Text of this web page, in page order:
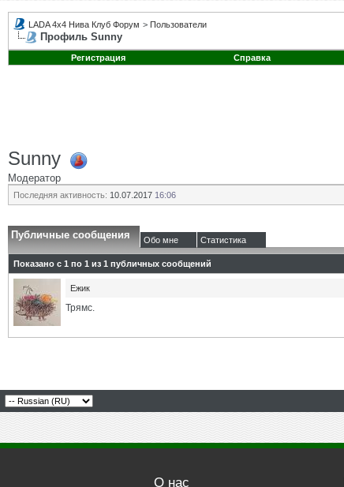
LADA 4x4 Нива Клуб Форум > Пользователи
Профиль Sunny
Регистрация
Справка
Sunny
Модератор
Последняя активность: 10.07.2017 16:06
Публичные сообщения Обо мне Статистика
Показано с 1 по 1 из 1 публичных сообщений
Eжик
Трямс.
О нас